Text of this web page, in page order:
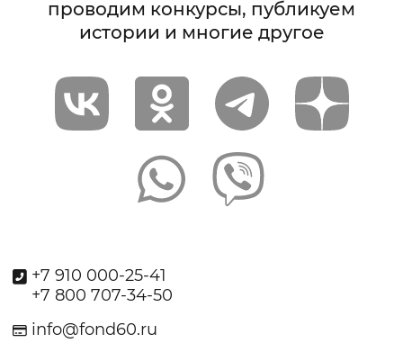
проводим конкурсы, публикуем
истории и многие другое
+7 910 000-25-41
+7 800 707-34-50
info@fond60.ru